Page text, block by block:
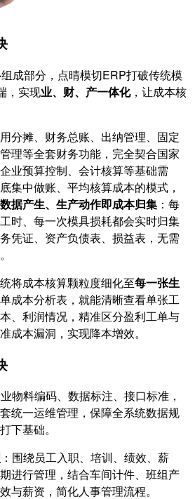
成部分，点晴模切ERP打破传统模
，实现业、财、产一体化，让成本核
分摊、财务总账、出纳管理、固定
理等全套财务功能，完全契合国家
业预算控制、会计核算等基础需
集中做账、平均核算成本的模式，
据产生、生产动作即成本归集 ：每
时、每一次模具损耗都会实时归集
凭证、资产负债表、损益表，无需
将成本核算颗粒度细化至每一张生
成本分析表，就能清晰查看单张工
、利润情况，精准区分盈利工单与
成本漏洞，实现降本增效。
业物料编码、数据标注、接口标准，
统一运维管理，保障全系统数据规
下基础。
：围绕员工入职、培训、绩效、薪
进行管理，结合车间计件、班组产
与薪资，简化人事管理流程。